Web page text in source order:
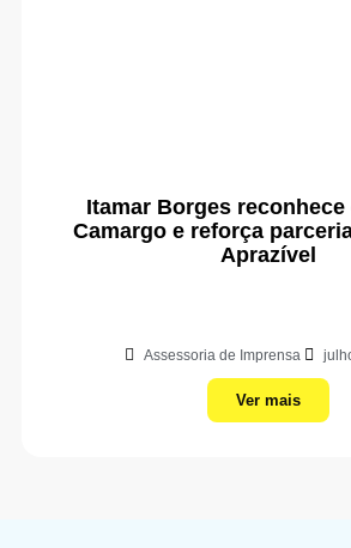
Itamar Borges reconhece
Camargo e reforça
Aprazível
Assessoria de Imprensa
Ver mais